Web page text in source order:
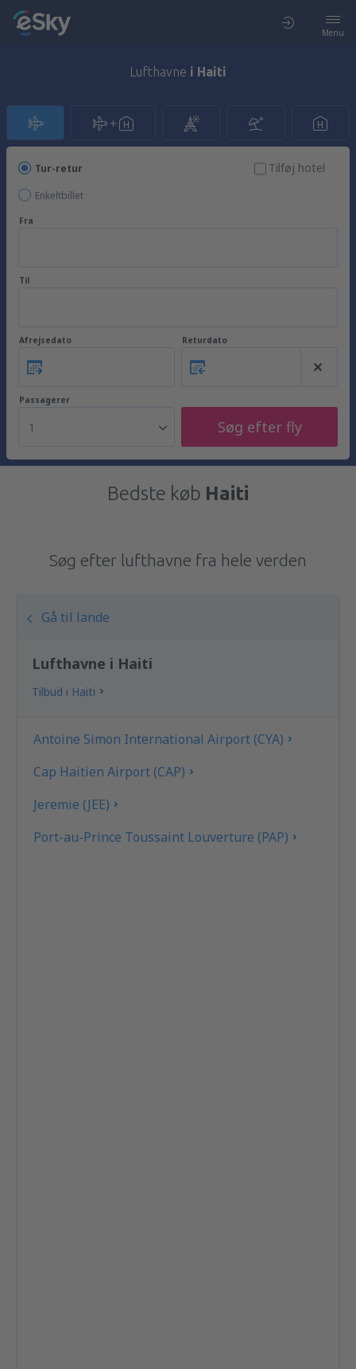
Menu
Lufthavne i Haiti
Tur-retur
Enkeltbillet
Tilføj hotel
Fra
Til
Afrejsedato Returdato
Passagerer
1 Søg efter fly
Bedste køb Haiti
Søg efter lufthavne fra hele verden
Gå til lande
Lufthavne i Haiti
Tilbud i Haiti
Antoine Simon International Airport (CYA)
Cap Haitien Airport (CAP)
Jeremie (JEE)
Port-au-Prince Toussaint Louverture (PAP)